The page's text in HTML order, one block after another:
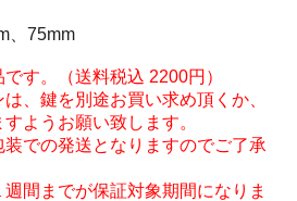
、75mm
す。（送料税込 2200円）
、鍵を別途お買い求め頂くか、
ようお願い致します。
での発送となりますのでご了承
間までが保証対象期間になりま